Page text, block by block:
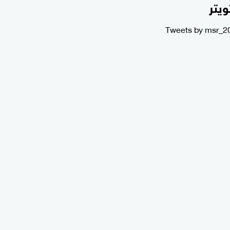
Tweets by